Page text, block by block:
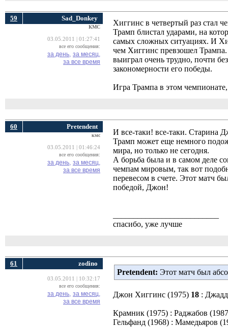
59 Sad_Donkey
КМС
03.05.2011 | 01:27:41
все его сообщения:
за день, за месяц,
за все время
Хиггинс в четвертый раз стал
Трамп блистал ударами, на
самых сложных ситуациях. И
чем Хиггинс превзошел
выиграл очень трудно, почти
закономерности его победы.
Игра Трампа в этом
60 Pretendent
кмс
03.05.2011 | 01:46:24
все его сообщения:
за день, за месяц,
за все время
И все-таки! все-таки. Старина
Трамп может еще немного
мира, но только не сегодня.
А борьба была и в самом деле
чемпам мировым, так вот
перевесом в счете. Этот матч
победой, Джон!
спасибо, уже лучше
61 zodino
03.05.2011 | 10:32:17
все его сообщения:
за день, за месяц,
за все время
Pretendent: Этот матч был
Джон Хиггинс (1975) 18 :
Крамник (1975) : Раджабов
Гельфанд (1968) : Мамедьяров